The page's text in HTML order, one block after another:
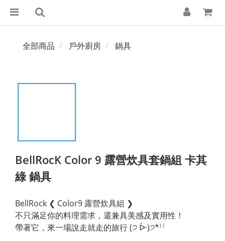
全部商品 戶外廚房 鍋具
BellRocK Color 9 露營炊具套鍋組 卡其
綠 鍋具
BellRock ❮ Color9 露營炊具組 ❯
不只滿足你的料理需求，還兼具美感及實用性！
帶著它，來一場說走就走的旅行 (੭ ᐕ)੭*⁾⁾